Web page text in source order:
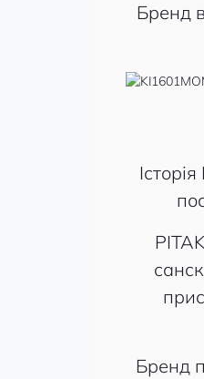
Бренд
Бренд